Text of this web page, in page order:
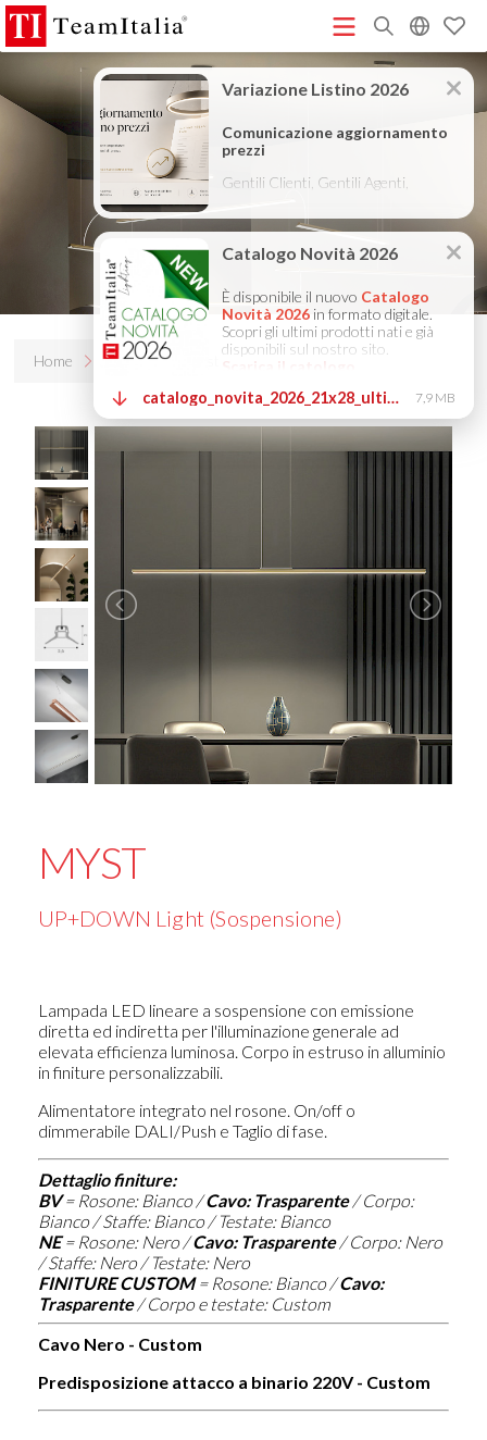
R
Listino Prezzi - 2026 (513K) Catalogo Novità 2026
DECORATIVE
CATALOGUE 2025(12M) TECHNICAL CATALOGUE 2025
COMPANY PROFILE ITA COMPANY PROFILE GB(3M) COMPANY
PROFILE DE
StarTeam 1 (introduzione)
(prodotto)(15M) ★Istruzioni Touch-Dim e Sincronizzazione (110K)
Home Prodotti
MYST
UP+DOWN Light (Sospensione)
Lampada LED lineare a sospensione con emissione
diretta ed indiretta per l'illuminazione generale ad
elevata efficienza luminosa. Corpo in estruso in alluminio
in finiture personalizzabili.
Alimentatore integrato nel rosone. On/off o
dimmerabile DALI/Push e Taglio di fase.
Dettaglio finiture:
BV= Rosone: Bianco /Cavo: Trasparente/ Corpo:
Bianco / Staffe: Bianco / Testate: Bianco
NE= Rosone: Nero /Cavo: Trasparente/ Corpo: Nero
/ Staffe: Nero / Testate: Nero
FINITURE CUSTOM= Rosone: Bianco /Cavo:
Trasparente/ Corpo e testate: Custom
Cavo Nero - Custom
Predisposizione attacco a binario 220V - Custom